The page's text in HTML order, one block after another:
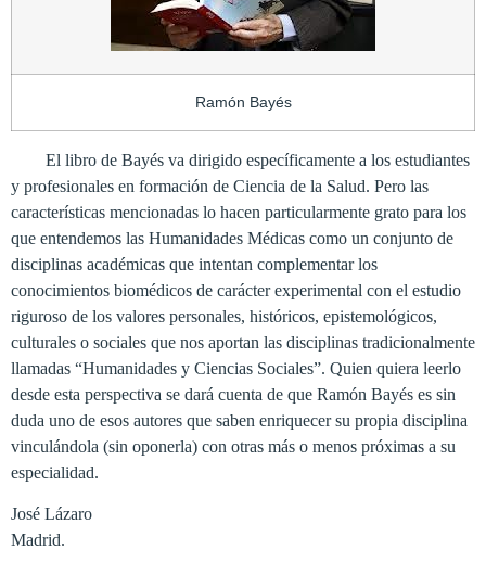
Ramón Bayés
El libro de Bayés va dirigido específicamente a los estudiantes
y profesionales en formación de Ciencia de la Salud. Pero las
características mencionadas lo hacen particularmente grato para los
que entendemos las Humanidades Médicas como un conjunto de
disciplinas académicas que intentan complementar los
conocimientos biomédicos de carácter experimental con el estudio
riguroso de los valores personales, históricos, epistemológicos,
culturales o sociales que nos aportan las disciplinas tradicionalmente
llamadas “Humanidades y Ciencias Sociales”. Quien quiera leerlo
desde esta perspectiva se dará cuenta de que Ramón Bayés es sin
duda uno de esos autores que saben enriquecer su propia disciplina
vinculándola (sin oponerla) con otras más o menos próximas a su
especialidad.
José Lázaro
Madrid.